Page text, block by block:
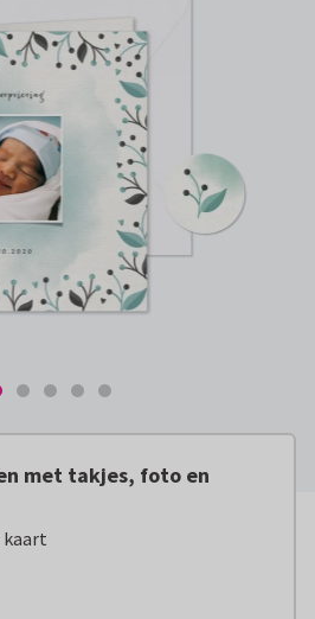
met takjes, foto en
kaart